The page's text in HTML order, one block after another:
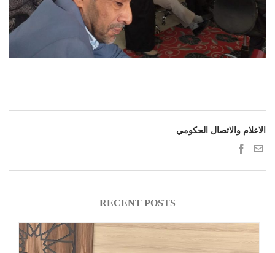
الاعلام والاتصال الحكومي
RECENT POSTS